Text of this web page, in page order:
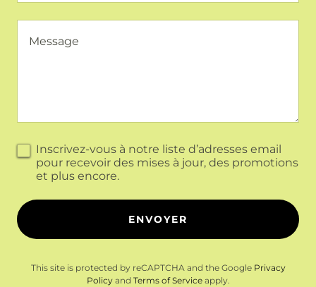
Inscrivez-vous à notre liste d’adresses email
pour recevoir des mises à jour, des promotions
et plus encore.
ENVOYER
This site is protected by reCAPTCHA and the Google Privacy
Policyand Terms of Serviceapply.